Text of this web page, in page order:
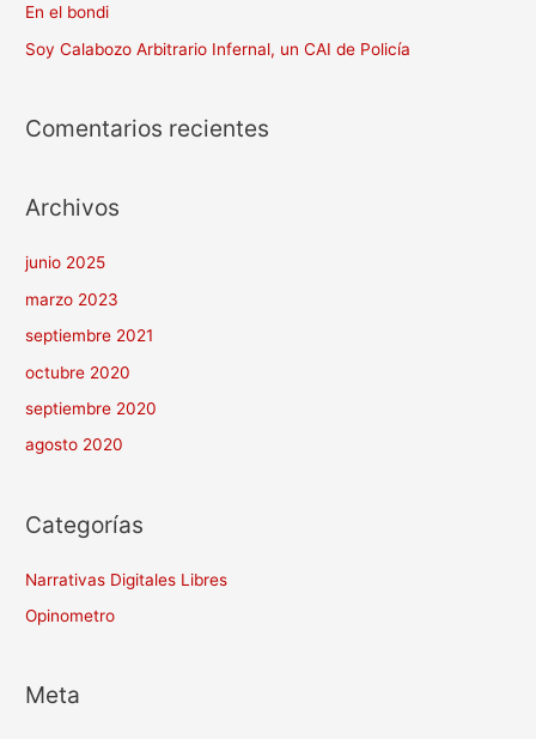
En el bondi
Soy Calabozo Arbitrario Infernal, un CAI de Policía
Comentarios recientes
Archivos
junio 2025
marzo 2023
septiembre 2021
octubre 2020
septiembre 2020
agosto 2020
Categorías
Narrativas Digitales Libres
Opinometro
Meta